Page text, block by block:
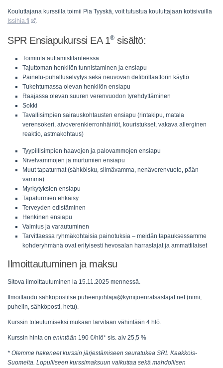
Kouluttajana kurssilla toimii Pia Tyyskä, voit tutustua kouluttajaan kotisivuilla
Issihia.fi
.
SPR Ensiapukurssi EA 1®sisältö:
Toiminta auttamistilanteessa
Tajuttoman henkilön tunnistaminen ja ensiapu
Painelu-puhalluselvytys sekä neuvovan defibrillaattorin käyttö
Tukehtumassa olevan henkilön ensiapu
Raajassa olevan suuren verenvuodon tyrehdyttäminen
Sokki
Tavallisimpien sairauskohtausten ensiapu (rintakipu, matala
verensokeri, aivoverenkierronhäiriöt, kouristukset, vakava allerginen
reaktio, astmakohtaus)
Tyypillisimpien haavojen ja palovammojen ensiapu
Nivelvammojen ja murtumien ensiapu
Muut tapaturmat (sähköisku, silmävamma, nenäverenvuoto, pään
vamma)
Myrkytyksien ensiapu
Tapaturmien ehkäisy
Terveyden edistäminen
Henkinen ensiapu
Valmius ja varautuminen
Tarvittaessa ryhmäkohtaisia painotuksia – meidän tapauksessamme
kohderyhmänä ovat erityisesti hevosalan harrastajat ja ammattilaiset
Ilmoittautuminen ja maksu
Sitova ilmoittautuminen la 15.11.2025 mennessä.
Ilmoittaudu sähköpostitse puheenjohtaja@kymijoenratsastajat.net (nimi,
puhelin, sähköposti, hetu).
Kurssin toteutumiseksi mukaan tarvitaan vähintään 4 hlö.
Kurssin hinta on enintään 190 €/hlö* sis. alv 25,5 %
* Olemme hakeneet kurssin järjestämiseen seuratukea SRL Kaakkois-
Suomelta. Lopulliseen kurssimaksuun vaikuttaa sekä mahdollisen